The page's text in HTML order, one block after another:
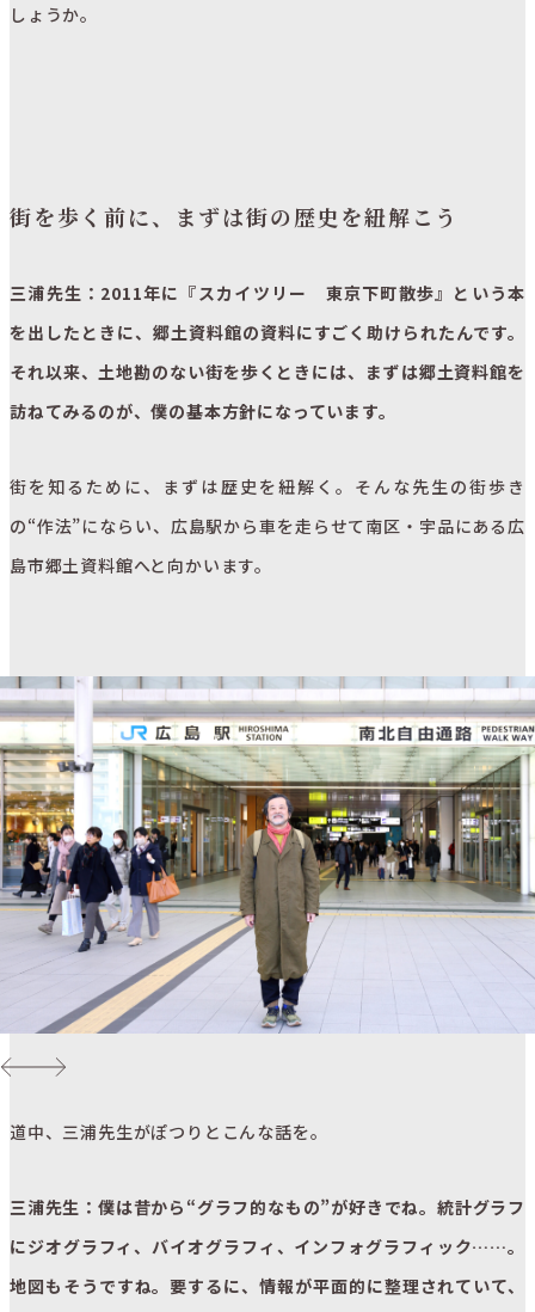
しょうか。
街を歩く前に、まずは街の歴史を紐解こう
三浦先生：2011年に『スカイツリー 東京下町散歩』という本
を出したときに、郷土資料館の資料にすごく助けられたんです。
それ以来、土地勘のない街を歩くときには、まずは郷土資料館を
訪ねてみるのが、僕の基本方針になっています。
街を知るために、まずは歴史を紐解く。そんな先生の街歩き
の“作法”にならい、広島駅から車を走らせて南区・宇品にある広
島市郷土資料館へと向かいます。
道中、三浦先生がぽつりとこんな話を。
三浦先生：僕は昔から“グラフ的なもの”が好きでね。統計グラフ
にジオグラフィ、バイオグラフィ、インフォグラフィック……。
地図もそうですね。要するに、情報が平面的に整理されていて、